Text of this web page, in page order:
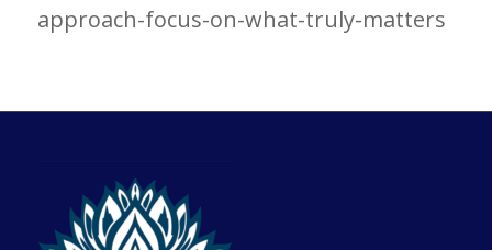
approach-focus-on-what-truly-matters